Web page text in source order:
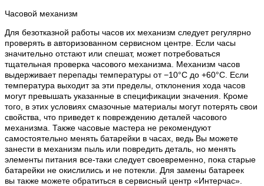
Часовой механизм
Для безотказной работы часов их механизм следует регулярно
проверять в авторизованном сервисном центре. Если часы
значительно отстают или спешат, может потребоваться
тщательная проверка часового механизма. Механизм часов
выдерживает перепады температуры от −10°C до +60°C. Если
температура выходит за эти пределы, отклонения хода часов
могут превышать указанные в спецификации значения. Кроме
того, в этих условиях смазочные материалы могут потерять свои
свойства, что приведет к повреждению деталей часового
механизма. Также часовые мастера не рекомендуют
самостоятельно менять батарейки в часах, ведь Вы можете
занести в механизм пыль или повредить деталь, но менять
элементы питания все-таки следует своевременно, пока старые
батарейки не окислились и не потекли. Для замены батареек
вы также можете обратиться в сервисный центр «Интерчас».